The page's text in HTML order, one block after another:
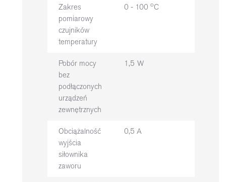
Zakres
pomiarowy
czujników
temperatury
0 - 100oC
Pobór mocy
bez
podłączonych
urządzeń
zewnętrznych
1,5 W
Obciążalność
wyjścia
siłownika
zaworu
0,5 A